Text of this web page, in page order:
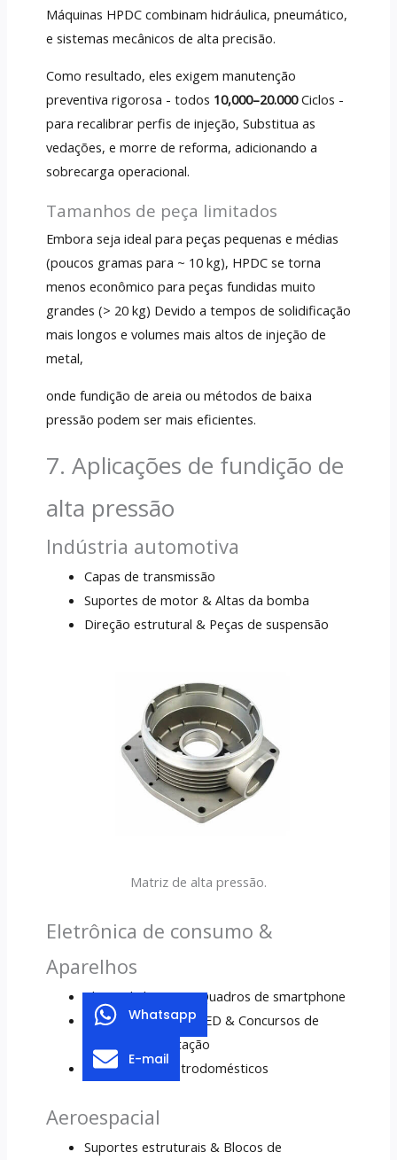
Máquinas HPDC combinam hidráulica, pneumático,
e sistemas mecânicos de alta precisão.
Como resultado, eles exigem manutenção
preventiva rigorosa - todos 10,000–20.000Ciclos -
para recalibrar perfis de injeção, Substitua as
vedações, e morre de reforma, adicionando a
sobrecarga operacional.
Tamanhos de peça limitados
Embora seja ideal para peças pequenas e médias
(poucos gramas para ~ 10 kg), HPDC se torna
menos econômico para peças fundidas muito
grandes (> 20 kg) Devido a tempos de solidificação
mais longos e volumes mais altos de injeção de
metal,
onde fundição de areia ou métodos de baixa
pressão podem ser mais eficientes.
7. Aplicações de fundição de
alta pressão
Indústria automotiva
Capas de transmissão
Suportes de motor & Altas da bomba
Direção estrutural & Peças de suspensão
Matriz de alta pressão.
Eletrônica de consumo &
Aparelhos
Chassi de laptop & Quadros de smartphone
Afotos de calor de LED & Concursos de
fonte de alimentação
Controles de eletrodomésticos
Aeroespacial
Suportes estruturais & Blocos de
Whatsapp
E-mail